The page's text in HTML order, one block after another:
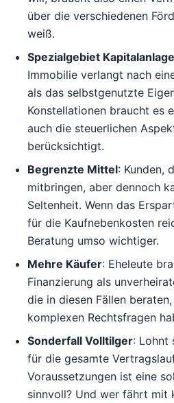
über die verschiedenen
weiß.
Spezialgebiet Kapitalanlage
Immobilie verlangt nach
als das selbstgenutzte
Konstellationen braucht es
auch die steuerlichen
berücksichtigt.
Begrenzte Mittel: Kunden,
mitbringen, aber dennoch
Seltenheit. Wenn das
für die Kaufnebenkosten
Beratung umso wichtiger.
Mehre Käufer: Eheleute
Finanzierung als
die in diesen Fällen
komplexen Rechtsfragen
Sonderfall Volltilger: Lohnt
für die gesamte
Voraussetzungen ist eine
sinnvoll? Und wer fährt mit